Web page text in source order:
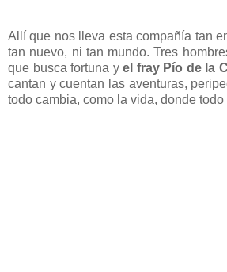
Allí que nos lleva esta compañía tan
tan nuevo, ni tan mundo. Tres
que busca fortuna y el fray Pío de la
cantan y cuentan las aventuras,
todo cambia, como la vida, donde